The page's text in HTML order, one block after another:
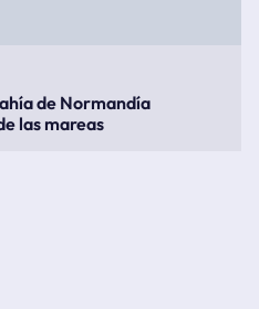
de Normandía
las mareas